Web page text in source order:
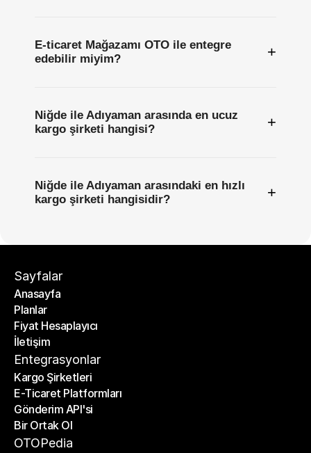
E-ticaret Mağazamı OTO ile entegre
edebilir miyim?
+
Niğde ile Adıyaman arasında en ucuz
kargo şirketi hangisi?
+
Niğde ile Adıyaman arasındaki en hızlı
kargo şirketi hangisidir?
+
Sayfalar
Anasayfa
Anasayfa
Planlar
Planlar
Fiyat Hesaplayıcı
Fiyat Hesaplayıcı
İletişim
İletişim
Entegrasyonlar
Kargo Şirketleri
Kargo Şirketleri
E-Ticaret Platformları
E-Ticaret Platformları
Gönderim API'si
Gönderim API'si
Bir Ortak Ol
Bir Ortak Ol
OTOPedia